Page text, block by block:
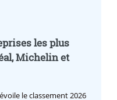
les plus
Michelin et
le classement 2026